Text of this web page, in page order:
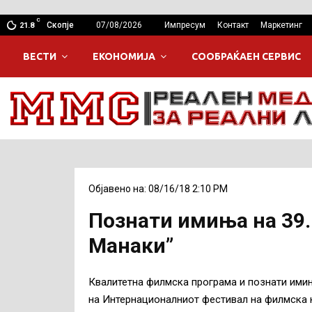
21.8
C
Скопје 07/08/2026 Импресум Контакт Маркетинг
ВЕСТИ ЕКОНОМИЈА СООБРАЌАЕН СЕРВИС
Објавено на: 08/16/18 2:10 PM
Познати имиња на
Манаки”
Квалитетна филмска програма и познати
на Интернационалниот фестивал на филмска